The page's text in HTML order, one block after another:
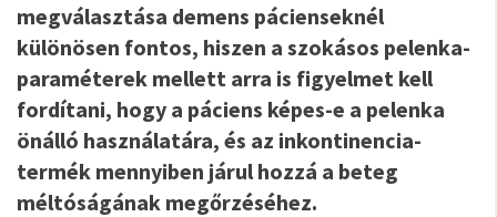
megválasztása demens pácienseknél
különösen fontos, hiszen a szokásos pelenka-
paraméterek mellett arra is figyelmet kell
fordítani, hogy a páciens képes-e a pelenka
önálló használatára, és az inkontinencia-
termék mennyiben járul hozzá a beteg
méltóságának megőrzéséhez.